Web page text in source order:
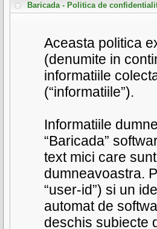
Baricada - Politica de
Aceasta politica
(denumite in
informatiile
(“informatiile”).
Informatiile
“Baricada”
text mici care
dumneavoastra.
“user-id”) si un
automat de
deschis subiecte